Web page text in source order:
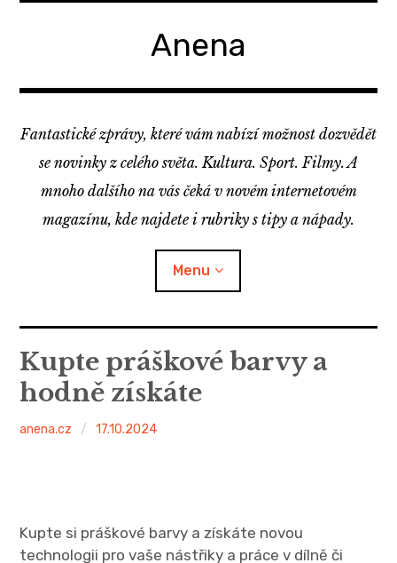
Anena
Fantastické zprávy, které vám nabízí možnost dozvědět
se novinky z celého světa. Kultura. Sport. Filmy. A
mnoho dalšího na vás čeká v novém internetovém
magazínu, kde najdete i rubriky s tipy a nápady.
Menu
Kupte práškové barvy a
hodně získáte
anena.cz 17.10.2024
Kupte si práškové barvy a získáte novou
technologii pro vaše nástřiky a práce v dílně či